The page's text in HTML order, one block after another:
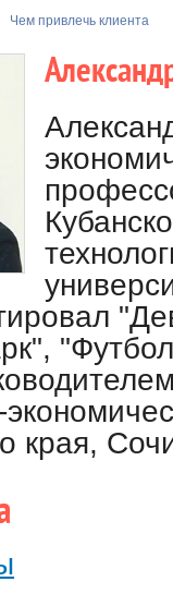
Чем привлечь клиента
края,